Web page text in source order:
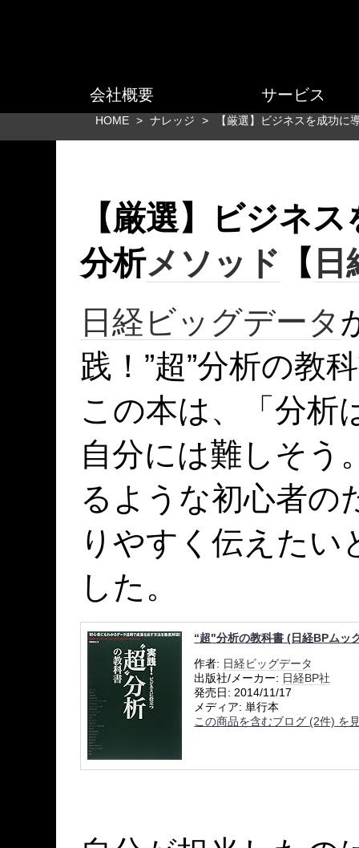
会社概要 サービス
HOME > ナレッジ > 【厳選】ビジネスを成功
【厳選】ビジネ
分析メソッド 【 日
日経 ビッグデータ
践！”超”分析の教
この本は、「分析
自分には難しそう
るような初心者の
りやすく伝えたい
した。
“超"分析の教科書 (日経BPムッ
作者: 日経ビッグデータ
出版社/メーカー: 日経BP社
発売日: 2014/11/17
メディア: 単行本
この商品を含むブログ (2件) を